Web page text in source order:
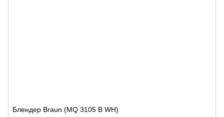
Блендер Braun (MQ 3105 B WH)